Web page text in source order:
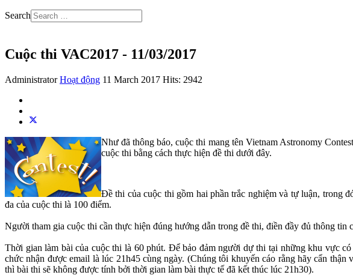
Search
Cuộc thi VAC2017 - 11/03/2017
Administrator Hoạt động 11 March 2017 Hits: 2942
Như đã thông báo, cuộc thi mang tên Vietnam Astronomy
cuộc thi bằng cách thực hiện đề thi dưới đây.
Đề thi của cuộc thi gồm hai phần trắc nghiệm và tự luận, trong
đa của cuộc thi là 100 điểm.
Người tham gia cuộc thi cần thực hiện đúng hướng dẫn trong đề thi, điền đầy đủ thông
Thời gian làm bài của cuộc thi là 60 phút. Để bảo đảm người dự thi tại những khu vực
chức nhận được email là lúc 21h45 cùng ngày. (Chúng tôi khuyến cáo rằng hãy cẩn
thì bài thi sẽ không được tính bởi thời gian làm bài thực tế đã kết thúc lúc 21h30).